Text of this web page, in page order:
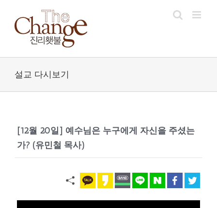
content
설교 다시보기
[12월 20일] 예수님은 누구에게 자신을 주셨는
가? (유민철 목사)